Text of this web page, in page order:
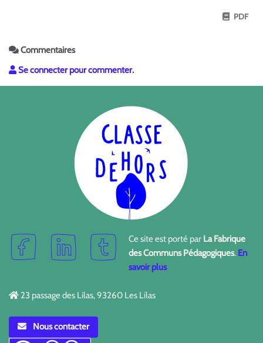
PDF
Commentaires
Se connecter pour commenter.
Ce site est porté par La Fabrique
des Communs Pédagogiques. En
savoir plus
23 passage des Lilas, 93260 Les Lilas
Nous contacter